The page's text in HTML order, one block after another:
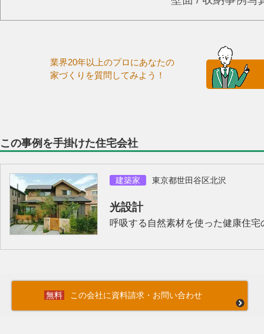
業界20年以上のプロにあなたの
家づくりを質問してみよう！
この事例を手掛けた住宅会社
建築家 東京都世田谷区北沢
光設計
呼吸する自然素材を使った健康住宅
この会社に資料請求・お問い合わせ